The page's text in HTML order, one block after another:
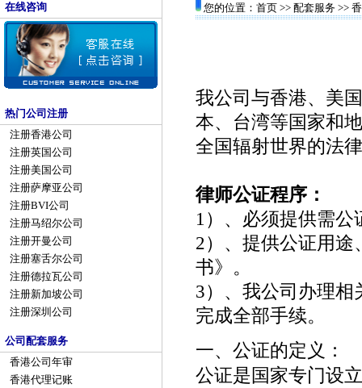
在线咨询
热门公司注册
注册香港公司
注册英国公司
注册美国公司
注册萨摩亚公司
注册BVI公司
注册马绍尔公司
注册开曼公司
注册塞舌尔公司
注册德拉瓦公司
注册新加坡公司
注册深圳公司
公司配套服务
香港公司年审
香港代理记账
您的位置： 首页>> 配套服务>>
我公司与香港、美
本、台湾等国家和
全国辐射世界的法
律师公证程序：
1 ）、必须提供需
2）、提供公证用
书》。
3）、我公司办理
完成全部手续。
一、公证的定义：
公证是国家专门设